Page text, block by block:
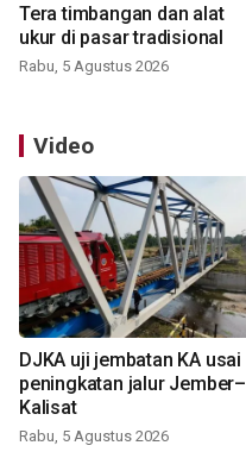
Tera timbangan dan alat
ukur di pasar tradisional
Rabu, 5 Agustus 2026
Video
DJKA uji jembatan KA usai
peningkatan jalur Jember–
Kalisat
Rabu, 5 Agustus 2026